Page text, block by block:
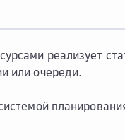
реализует
или очереди.